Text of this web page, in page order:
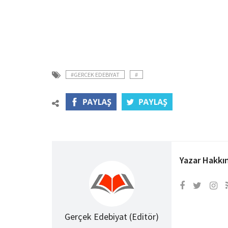
#GERCEK EDEBIYAT #
Gerçek Edebiyat (Editör)
Yazar